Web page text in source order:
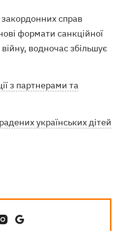
справ
формати санкційної
водночас збільшує
з партнерами та
українських дітей